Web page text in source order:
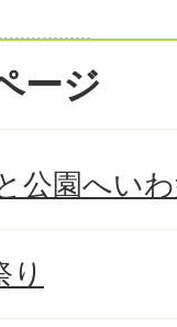
ージ
公園へい